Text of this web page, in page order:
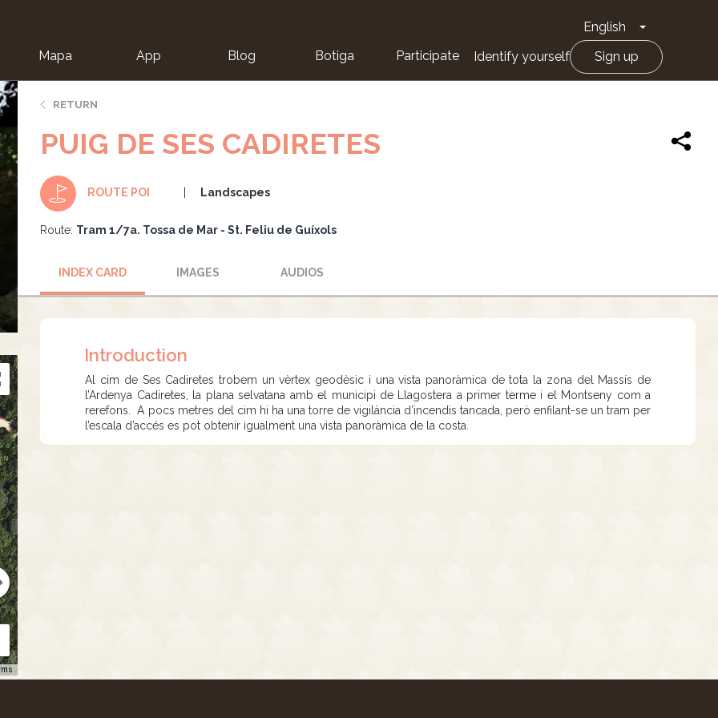
English Toggle
Mapa App Blog Botiga Participate Identify yourself Sign up
RETURN
PUIG DE SES CADIRETES
ROUTE POI Landscapes
Route: Tram 1/7a. Tossa de Mar - St. Feliu de Guíxols
INDEX CARD IMAGES AUDIOS
Introduction
Al cim de Ses Cadiretes trobem un vèrtex geodèsic i una vista panoràmica de tota la zona del Massís de
l’Ardenya Cadiretes, la plana selvatana amb el municipi de Llagostera a primer terme i el Montseny com a
rerefons. A pocs metres del cim hi ha una torre de vigilància d’incendis tancada, però enfilant-se un tram per
l’escala d’accés es pot obtenir igualment una vista panoràmica de la costa.